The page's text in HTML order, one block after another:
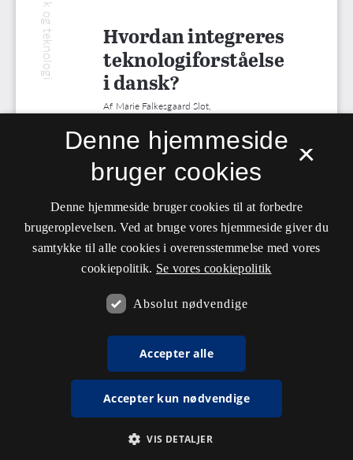
×
Denne hjemmeside
bruger cookies
Denne hjemmeside bruger cookies til at forbedre
brugeroplevelsen. Ved at bruge vores hjemmeside giver du
samtykke til alle cookies i overensstemmelse med vores
cookiepolitik. Se vores cookiepolitik
Absolut nødvendige
Accepter alle
Accepter kun nødvendige
VIS DETALJER